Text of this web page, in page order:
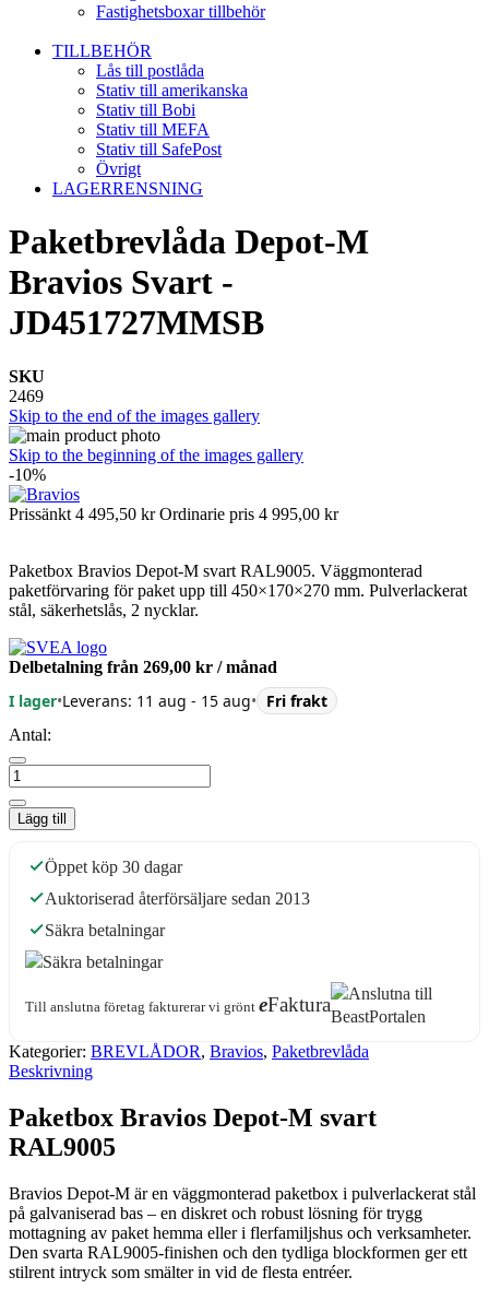
Fastighetsboxar tillbehör
TILLBEHÖR
Lås till postlåda
Stativ till amerikanska
Stativ till Bobi
Stativ till MEFA
Stativ till SafePost
Övrigt
LAGERRENSNING
Paketbrevlåda Depot-M
Bravios Svart -
JD451727MMSB
SKU
2469
Skip to the end of the images gallery
Skip to the beginning of the images gallery
-10%
Prissänkt 4 495,50 kr Ordinarie pris 4 995,00 kr
Paketbox Bravios Depot-M svart RAL9005. Väggmonterad
paketförvaring för paket upp till 450×170×270 mm. Pulverlackerat
stål, säkerhetslås, 2 nycklar.
Delbetalning från 269,00 kr / månad
I lager•Leverans: 11 aug - 15 aug• Fri frakt
Antal:
Lägg till
Öppet köp 30 dagar
Auktoriserad återförsäljare sedan 2013
Säkra betalningar
Till anslutna företag fakturerar vi grönt eFaktura
Kategorier: BREVLÅDOR, Bravios, Paketbrevlåda
Beskrivning
Paketbox Bravios Depot-M svart
RAL9005
Bravios Depot-M är en väggmonterad paketbox i pulverlackerat stål
på galvaniserad bas – en diskret och robust lösning för trygg
mottagning av paket hemma eller i flerfamiljshus och verksamheter.
Den svarta RAL9005-finishen och den tydliga blockformen ger ett
stilrent intryck som smälter in vid de flesta entréer.